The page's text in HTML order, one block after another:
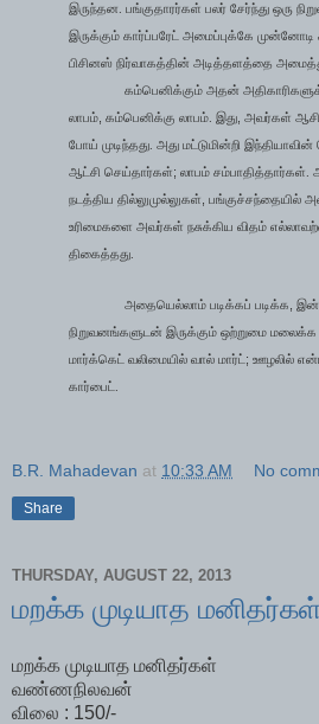
இருந்தன. பங்குதாரர்கள் பலர் சேர்ந்து ஒரு
இருக்கும் கார்ப்பரேட் அமைப்புக்கே
பிசினஸ் நிர்வாகத்தின் அடித்தளத்தை
கம்பெனிக்கும் அதன்
லாபம் கம்பெனிக்கு லாபம். இது அவர்கள்
போய் முடிந்தது. அது மட்டுமின்றி
ஆட்சி செய்தார்கள்; லாபம் சம்பாதித்தார்கள்.
நடத்திய தில்லுமுல்லுகள் பங்குச்சந்தையில்
உரிமைகளை அவர்கள் நசுக்கிய விதம்
திகைத்தது.
அதையெல்லாம் படிக்கப் படிக்க ,
நிறுவனங்களுடன் இருக்கும் ஒற்றுமை
மார்க்கெட் வலிமையில் வால் மார்ட் ; ஊழலில்
கார்பைட்.
B.R. Mahadevan at 10:33 AM No
Share
THURSDAY, AUGUST 22, 2013
மறக்க முடியாத மனிதர்கள்
மறக்க முடியாத மனிதர்கள்
வண்ணநிலவன்
விலை : 150/-